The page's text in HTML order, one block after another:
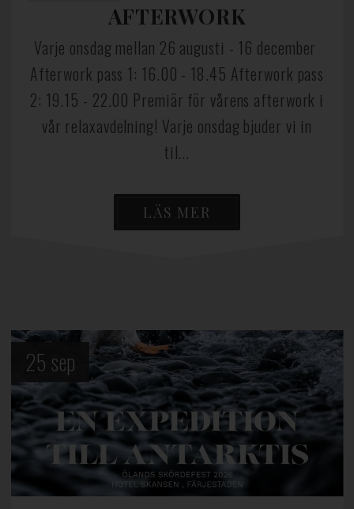
AFTERWORK
Varje onsdag mellan 26 augusti - 16 december
Afterwork pass 1: 16.00 - 18.45 Afterwork pass
2: 19.15 - 22.00 Premiär för vårens afterwork i
vår relaxavdelning! Varje onsdag bjuder vi in
til...
LÄS MER
25 sep